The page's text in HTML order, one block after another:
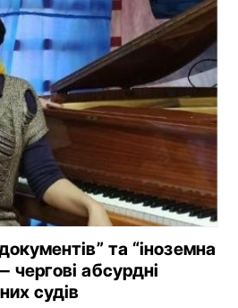
та “іноземна
абсурдні
судів